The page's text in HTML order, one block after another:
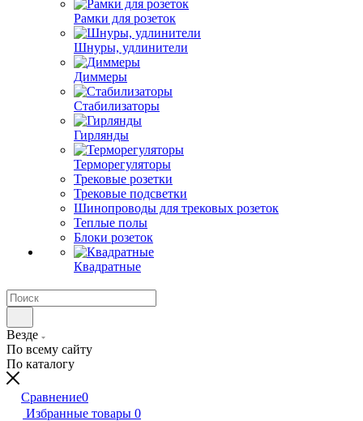
Рамки для розеток
Шнуры, удлинители
Диммеры
Стабилизаторы
Гирлянды
Терморегуляторы
Трековые розетки
Трековые подсветки
Шинопроводы для трековых розеток
Теплые полы
Блоки розеток
Квадратные
Везде
По всему сайту
По каталогу
Сравнение0
Избранные товары 0